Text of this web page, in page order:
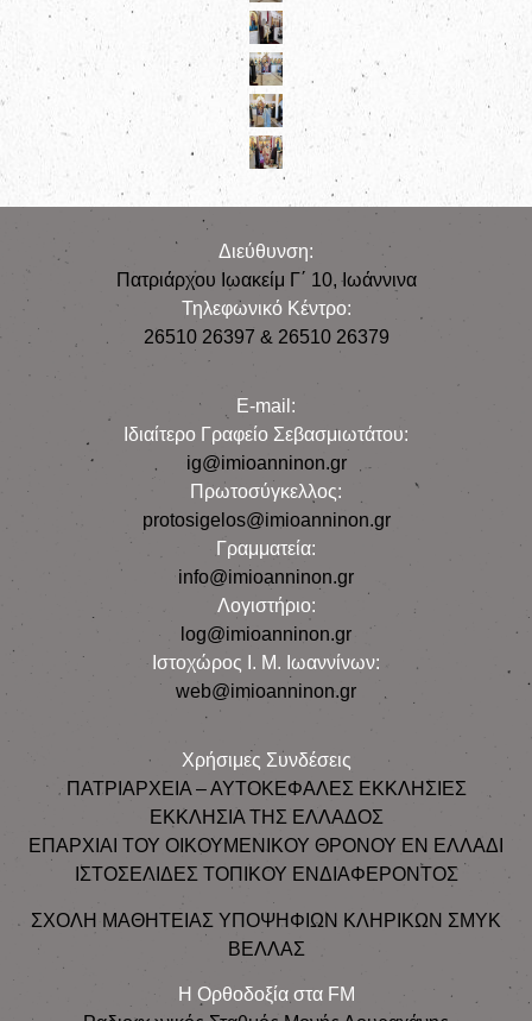
Διεύθυνση:
Πατριάρχου Ιωακείμ Γ΄ 10, Iωάννινα
Τηλεφωνικό Κέντρο:
26510 26397 & 26510 26379
E-mail:
Iδιαίτερο Γραφείο Σεβασμιωτάτου:
ig@imioanninon.gr
Πρωτοσύγκελλος:
protosigelos@imioanninon.gr
Γραμματεία:
info@imioanninon.gr
Λογιστήριο:
log@imioanninon.gr
Ιστοχώρος Ι. Μ. Ιωαννίνων:
web@imioanninon.gr
Χρήσιμες Συνδέσεις
ΠΑΤΡΙΑΡΧΕΙΑ – ΑΥΤΟΚΕΦΑΛΕΣ ΕΚΚΛΗΣΙΕΣ
ΕΚΚΛΗΣΙΑ ΤΗΣ ΕΛΛΑΔΟΣ
ΕΠΑΡΧΙΑΙ ΤΟΥ ΟΙΚΟΥΜΕΝΙΚΟΥ ΘΡΟΝΟΥ ΕΝ ΕΛΛΑΔΙ
ΙΣΤΟΣΕΛΙΔΕΣ ΤΟΠΙΚΟΥ ΕΝΔΙΑΦΕΡΟΝΤΟΣ
ΣΧΟΛΗ ΜΑΘΗΤΕΙΑΣ ΥΠΟΨΗΦΙΩΝ ΚΛΗΡΙΚΩΝ ΣΜΥΚ
ΒΕΛΛΑΣ
Η Ορθοδοξία στα FM